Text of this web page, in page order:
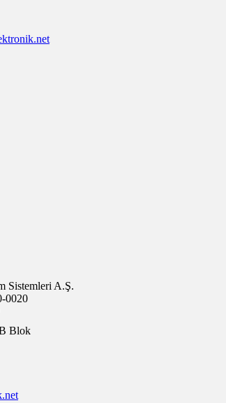
Sistemleri A.Ş.
0020
Blok